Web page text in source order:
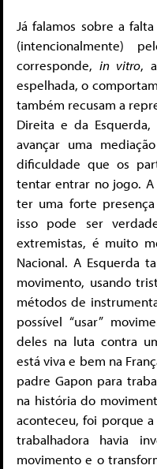
Já falamos sobre a
(intencionalmente)
corresponde, in vitro,
espelhada, o
também recusam a
Direita e da
avançar uma
dificuldade que os
tentar entrar no jogo.
ter uma forte
isso pode ser
extremistas, é muito
Nacional. A Esquerda
movimento, usando
métodos de
possível “usar”
deles na luta contra
está viva e bem na
padre Gapon para
na história do
aconteceu, foi porque
trabalhadora havia
movimento e o